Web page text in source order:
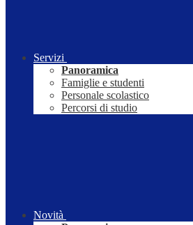
Servizi
Panoramica
Famiglie e studenti
Personale scolastico
Percorsi di studio
Novità